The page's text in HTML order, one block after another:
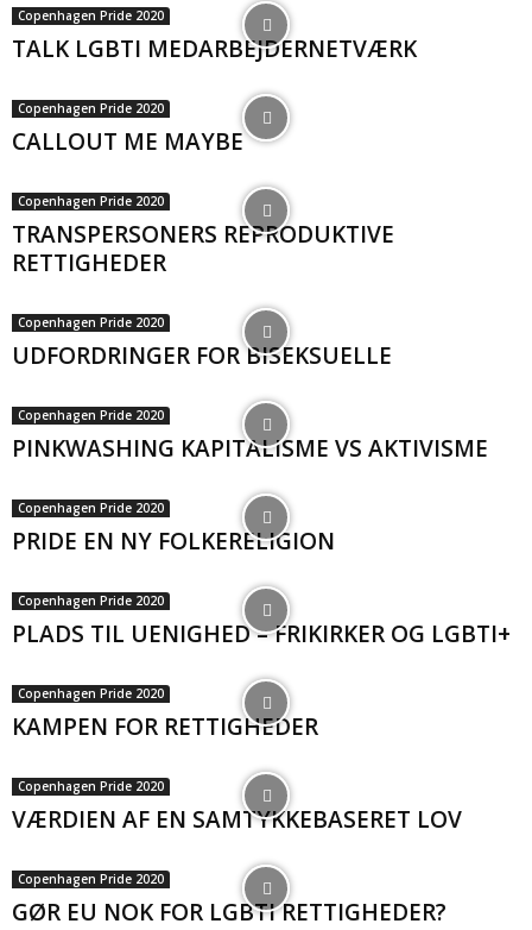
Copenhagen Pride 2020
TALK LGBTI MEDARBEJDERNETVÆRK
Copenhagen Pride 2020
CALLOUT ME MAYBE
Copenhagen Pride 2020
TRANSPERSONERS REPRODUKTIVE
RETTIGHEDER
Copenhagen Pride 2020
UDFORDRINGER FOR BISEKSUELLE
Copenhagen Pride 2020
PINKWASHING KAPITALISME VS AKTIVISME
Copenhagen Pride 2020
PRIDE EN NY FOLKERELIGION
Copenhagen Pride 2020
PLADS TIL UENIGHED – FRIKIRKER OG LGBTI+
Copenhagen Pride 2020
KAMPEN FOR RETTIGHEDER
Copenhagen Pride 2020
VÆRDIEN AF EN SAMTYKKEBASERET LOV
Copenhagen Pride 2020
GØR EU NOK FOR LGBTI RETTIGHEDER?